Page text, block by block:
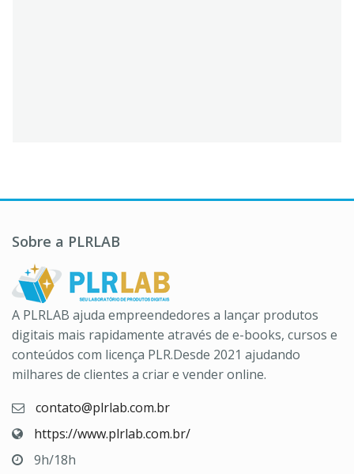
Sobre a PLRLAB
A PLRLAB ajuda empreendedores a lançar produtos
digitais mais rapidamente através de e-books, cursos e
conteúdos com licença PLR.Desde 2021 ajudando
milhares de clientes a criar e vender online.
contato@plrlab.com.br
https://www.plrlab.com.br/
9h/18h